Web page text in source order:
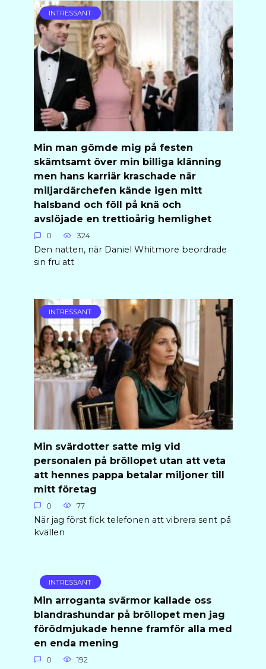
INTRESSANT
Min man gömde mig på festen
skämtsamt över min billiga klänning
men hans karriär kraschade när
miljardärchefen kände igen mitt
halsband och föll på knä och
avslöjade en trettioårig hemlighet
0 324
Den natten, när Daniel Whitmore beordrade
sin fru att
INTRESSANT
Min svärdotter satte mig vid
personalen på bröllopet utan att veta
att hennes pappa betalar miljoner till
mitt företag
0 77
När jag först fick telefonen att vibrera sent på
kvällen
INTRESSANT
Min arroganta svärmor kallade oss
blandrashundar på bröllopet men jag
förödmjukade henne framför alla med
en enda mening
0 192